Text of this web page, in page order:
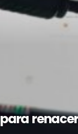
renacer